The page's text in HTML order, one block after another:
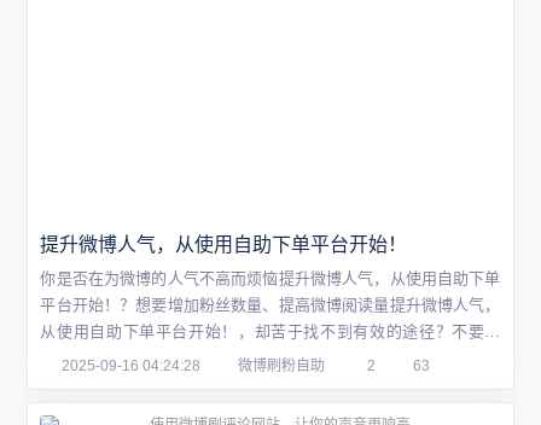
提升微博人气，从使用自助下单平台开始！
你是否在为微博的人气不高而烦恼提升微博人气，从使用自助下单
平台开始！？想要增加粉丝数量、提高微博阅读量提升微博人气，
从使用自助下单平台开始！，却苦于找不到有效的途径？不要担
心，本文将为你揭示如何利用自助下单平台提升微博人气，让你的
2025-09-16 04:24:28 微博刷粉自助 2 63